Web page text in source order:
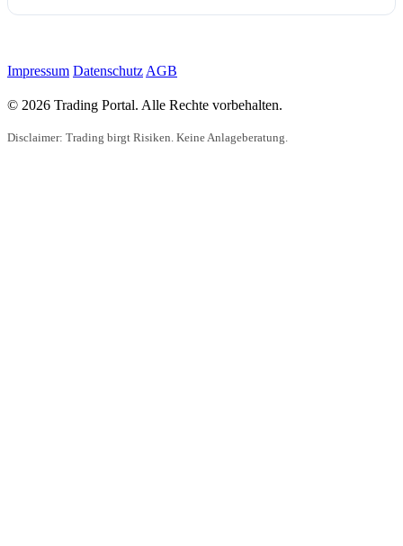
Impressum DatenschutzAGB
© 2026 Trading Portal. Alle Rechte vorbehalten.
Disclaimer: Trading birgt Risiken. Keine Anlageberatung.